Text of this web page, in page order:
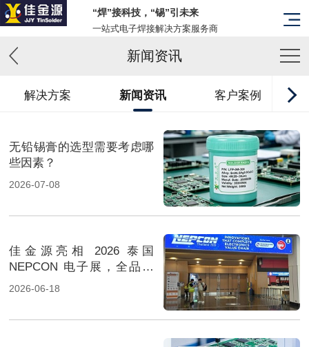
“焊”接科技，“锡”引未来
一站式电子焊接解决方案服务商
新闻资讯
解决方案 新闻资讯 客户案例
无铅锡膏的选型需要考虑哪
些因素？
2026-07-08
佳金源亮相 2026 泰国
NEPCON 电子展，全品类
焊料重磅展出，高性能锡膏
2026-06-18